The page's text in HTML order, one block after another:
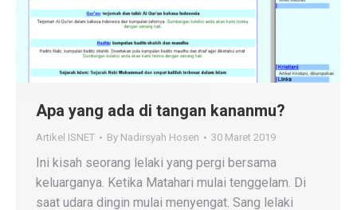
Apa yang ada di tangan kananmu?
Artikel ISNET By Nadirsyah Hosen 30 Maret 2019
Ini kisah seorang lelaki yang pergi bersama
keluarganya. Ketika Matahari mulai tenggelam. Di
saat udara dingin mulai menyengat. Sang lelaki